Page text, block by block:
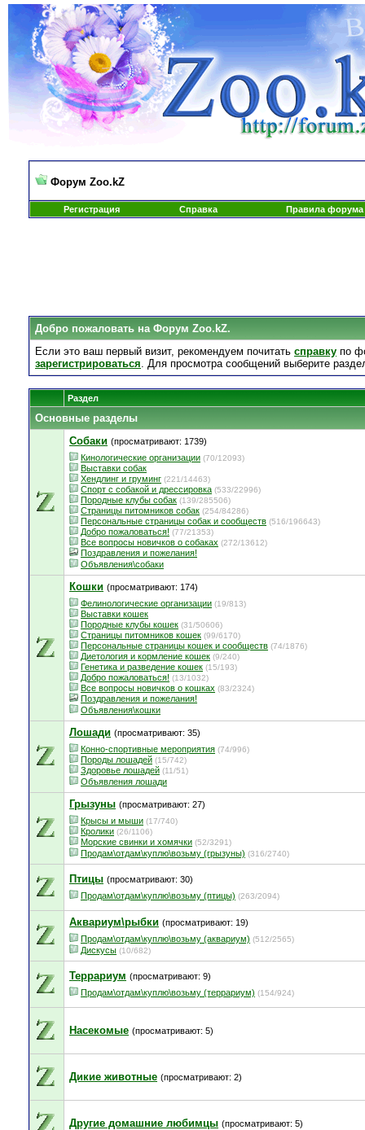
Форум Zoo.kZ
Регистрация Справка Правила форума
Добро пожаловать на Форум Zoo.kZ.
Если это ваш первый визит, рекомендуем почитать справку по
зарегистрироваться. Для просмотра сообщений выберите
Раздел
Основные разделы
Собаки (просматривают: 1739)
Кинологические организации (70/12093)
Выставки собак
Хендлинг и груминг (221/14463)
Спорт с собакой и дрессировка (533/22996)
Породные клубы собак (139/285506)
Страницы питомников собак (254/84286)
Персональные страницы собак и сообществ (516/196643)
Добро пожаловаться! (77/21353)
Все вопросы новичков о собаках (272/13612)
Поздравления и пожелания!
Объявления\собаки
Кошки (просматривают: 174)
Фелинологические организации (19/813)
Выставки кошек
Породные клубы кошек (31/50606)
Страницы питомников кошек (99/6170)
Персональные страницы кошек и сообществ (74/1876)
Диетология и кормление кошек (9/240)
Генетика и разведение кошек (15/193)
Добро пожаловаться! (13/1032)
Все вопросы новичков о кошках (83/2324)
Поздравления и пожелания!
Объявления\кошки
Лошади (просматривают: 35)
Конно-спортивные мероприятия (74/996)
Породы лошадей (15/742)
Здоровье лошадей (11/51)
Объявления лошади
Грызуны (просматривают: 27)
Крысы и мыши (17/740)
Кролики (26/1106)
Морские свинки и хомячки (52/3291)
Продам\отдам\куплю\возьму (грызуны) (316/2740)
Птицы (просматривают: 30)
Продам\отдам\куплю\возьму (птицы) (263/2094)
Аквариум\рыбки (просматривают: 19)
Продам\отдам\куплю\возьму (аквариум) (512/2565)
Дискусы (10/682)
Террариум (просматривают: 9)
Продам\отдам\куплю\возьму (террариум) (154/924)
Насекомые (просматривают: 5)
Дикие животные (просматривают: 2)
Другие домашние любимцы (просматривают: 5)